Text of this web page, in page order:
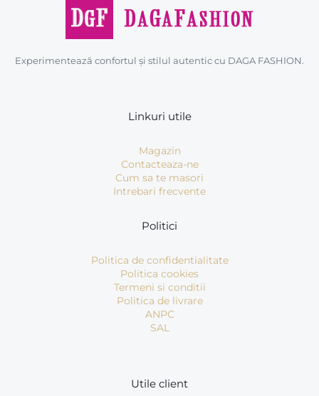
Experimentează confortul și stilul autentic cu DAGA FASHION.
Linkuri utile
Magazin
Contacteaza-ne
Cum sa te masori
Intrebari frecvente
Politici
Politica de confidentialitate
Politica cookies
Termeni si conditii
Politica de livrare
ANPC
SAL
Utile client